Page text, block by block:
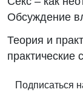
Обсуждение
Теория и
практические
Подписаться